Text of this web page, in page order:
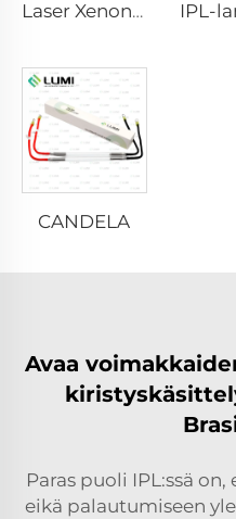
Laser Xenon -lamppu L2021-7×65×130 mm
CANDELA
Avaa
Paras puoli IPL:ssä
eikä palautumiseen